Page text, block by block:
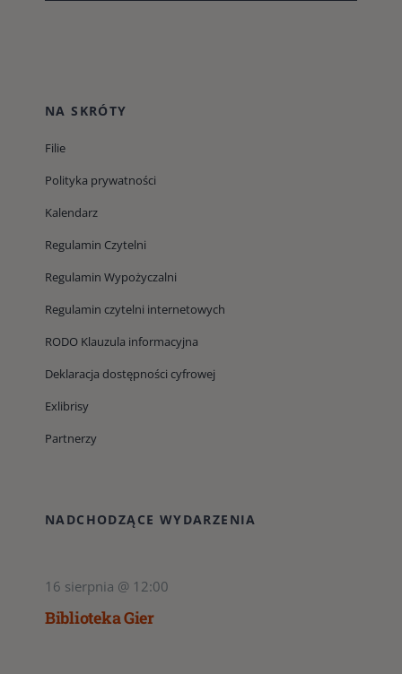
NA SKRÓTY
Filie
Polityka prywatności
Kalendarz
Regulamin Czytelni
Regulamin Wypożyczalni
Regulamin czytelni internetowych
RODO Klauzula informacyjna
Deklaracja dostępności cyfrowej
Exlibrisy
Partnerzy
NADCHODZĄCE WYDARZENIA
16 sierpnia @ 12:00
Biblioteka Gier